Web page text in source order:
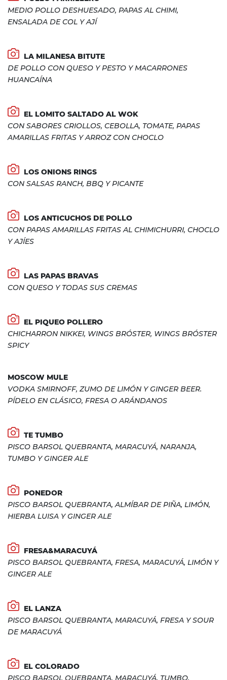
MEDIO POLLO DESHUESADO, PAPAS AL CHIMI,
ENSALADA DE COL Y AJÍ
LA MILANESA BITUTE
DE POLLO CON QUESO Y PESTO Y MACARRONES
HUANCAÍNA
EL LOMITO SALTADO AL WOK
CON SABORES CRIOLLOS, CEBOLLA, TOMATE, PAPAS
AMARILLAS FRITAS Y ARROZ CON CHOCLO
LOS ONIONS RINGS
CON SALSAS RANCH, BBQ Y PICANTE
LOS ANTICUCHOS DE POLLO
CON PAPAS AMARILLAS FRITAS AL CHIMICHURRI, CHOCLO
Y AJÍES
LAS PAPAS BRAVAS
CON QUESO Y TODAS SUS CREMAS
EL PIQUEO POLLERO
CHICHARRON NIKKEI, WINGS BRÓSTER, WINGS BRÓSTER
SPICY
MOSCOW MULE
VODKA SMIRNOFF, ZUMO DE LIMÓN Y GINGER BEER.
PÍDELO EN CLÁSICO, FRESA O ARÁNDANOS
TE TUMBO
PISCO BARSOL QUEBRANTA, MARACUYÁ, NARANJA,
TUMBO Y GINGER ALE
PONEDOR
PISCO BARSOL QUEBRANTA, ALMÍBAR DE PIÑA, LIMÓN,
HIERBA LUISA Y GINGER ALE
FRESA&MARACUYÁ
PISCO BARSOL QUEBRANTA, FRESA, MARACUYÁ, LIMÓN Y
GINGER ALE
EL LANZA
PISCO BARSOL QUEBRANTA, MARACUYÁ, FRESA Y SOUR
DE MARACUYÁ
EL COLORADO
PISCO BARSOL QUEBRANTA, MARACUYÁ, TUMBO,